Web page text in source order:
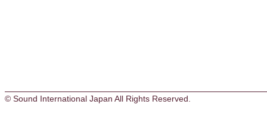
© Sound International Japan All Rights Reserved.